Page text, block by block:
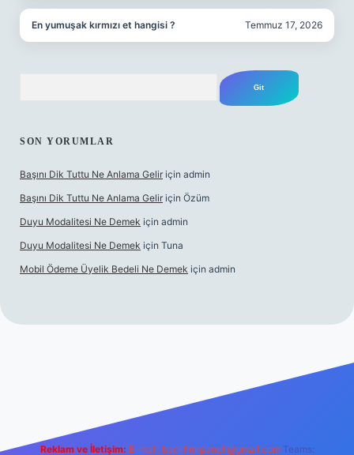
En yumuşak kırmızı et hangisi ? Temmuz 17, 2026
SON YORUMLAR
Başını Dik Tuttu Ne Anlama Gelir için admin
Başını Dik Tuttu Ne Anlama Gelir için Özüm
Duyu Modalitesi Ne Demek için admin
Duyu Modalitesi Ne Demek için Tuna
Mobil Ödeme Üyelik Bedeli Ne Demek için admin
Reklam ve İletişim: E-mail: backlinkpaneli@gmail.com Teams: